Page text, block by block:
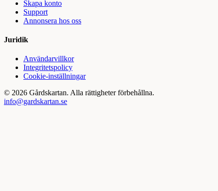
Skapa konto
Support
Annonsera hos oss
Juridik
Användarvillkor
Integritetspolicy
Cookie-inställningar
© 2026 Gårdskartan. Alla rättigheter förbehållna.
info@gardskartan.se